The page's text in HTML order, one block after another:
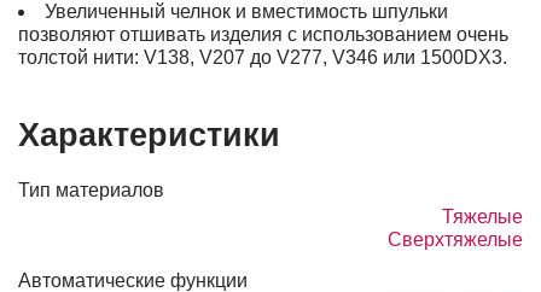
Увеличенный челнок и вместимость шпульки
позволяют отшивать изделия с использованием очень
толстой нити: V138, V207 до V277, V346 или 1500DX3.
Характеристики
Тип материалов
Тяжелые
Сверхтяжелые
Автоматические функции